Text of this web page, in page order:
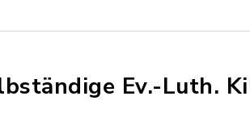
Ev.-Luth.